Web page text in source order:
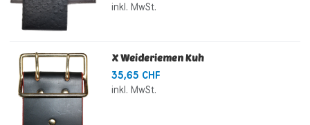
inkl. MwSt.
X Weideriemen Kuh
35,65 CHF
inkl. MwSt.